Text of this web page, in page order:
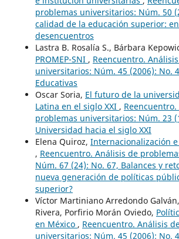
problemas universitarios: Núm. 50
calidad de la educación superior:
desencuentros
Lastra B. Rosalía S., Bárbara
PROMEP-SNI , Reencuentro.
universitarios: Núm. 45 (2006): No.
Educativas
Oscar Soria, El futuro de la
Latina en el siglo XXI ,
problemas universitarios: Núm. 23
Universidad hacia el siglo XXI
Elena Quiroz, Internacionalización
, Reencuentro. Análisis de
Núm. 67 (24): No. 67, Balances y
nueva generación de políticas
superior?
Víctor Martiniano Arredondo
Rivera, Porfirio Morán Oviedo,
en México , Reencuentro. Análisis
universitarios: Núm. 45 (2006): No.